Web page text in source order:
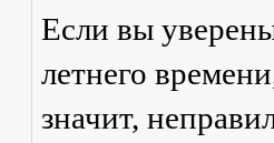
Если вы
летнего
значит,